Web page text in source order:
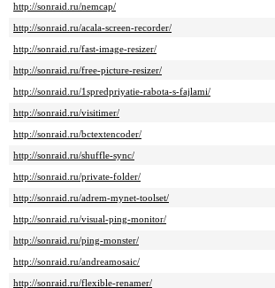
http://sonraid.ru/nemcap/
http://sonraid.ru/acala-screen-recorder/
http://sonraid.ru/fast-image-resizer/
http://sonraid.ru/free-picture-resizer/
http://sonraid.ru/1spredpriyatie-rabota-s-fajlami/
http://sonraid.ru/visitimer/
http://sonraid.ru/bctextencoder/
http://sonraid.ru/shuffle-sync/
http://sonraid.ru/private-folder/
http://sonraid.ru/adrem-mynet-toolset/
http://sonraid.ru/visual-ping-monitor/
http://sonraid.ru/ping-monster/
http://sonraid.ru/andreamosaic/
http://sonraid.ru/flexible-renamer/